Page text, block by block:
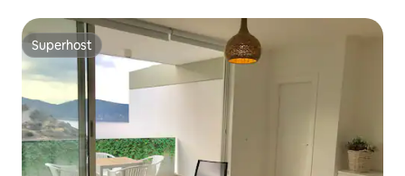
Superhost
Superhost